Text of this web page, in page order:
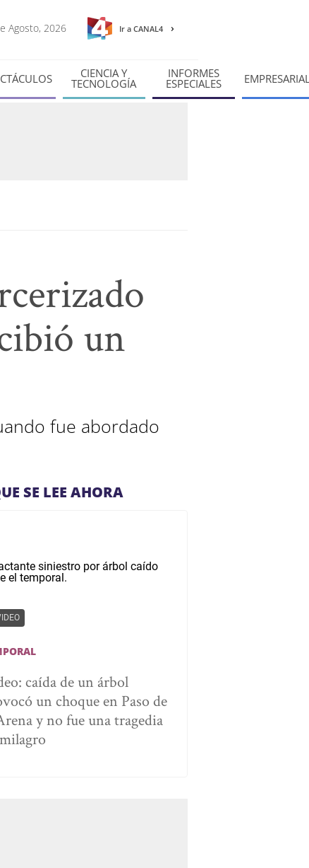
Agosto, 2026 Ir a CANAL4
CIENCIA Y
TECNOLOGÍA
INFORMES
ESPECIALES
un
fue abordado
SE LEE AHORA
caída de un árbol
un choque en Paso de
y no fue una tragedia